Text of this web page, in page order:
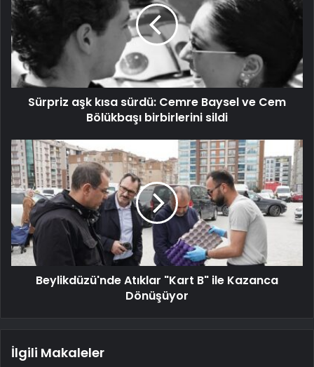
Sürpriz aşk kısa sürdü: Cemre Baysel ve Cem
Bölükbaşı birbirlerini sildi
Beylikdüzü'nde Atıklar "Kart B" ile Kazanca
Dönüşüyor
İlgili Makaleler